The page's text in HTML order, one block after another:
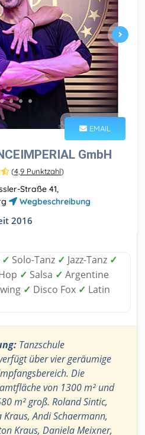
EMAIL
GmbH
(4,9 Punktzahl)
Straße 41,
Wegbeschreibung
2016
✓ Solo-Tanz ✓ Jazz-Tanz ✓
✓ Salsa ✓ Argentine
✓ Disco Fox ✓ Latin
Tanzschule
über vier geräumige
Die
von 1300 m² und
m² groß. Roland Sintic,
Andi Schaermann,
Kraus, Daniela Meixner,